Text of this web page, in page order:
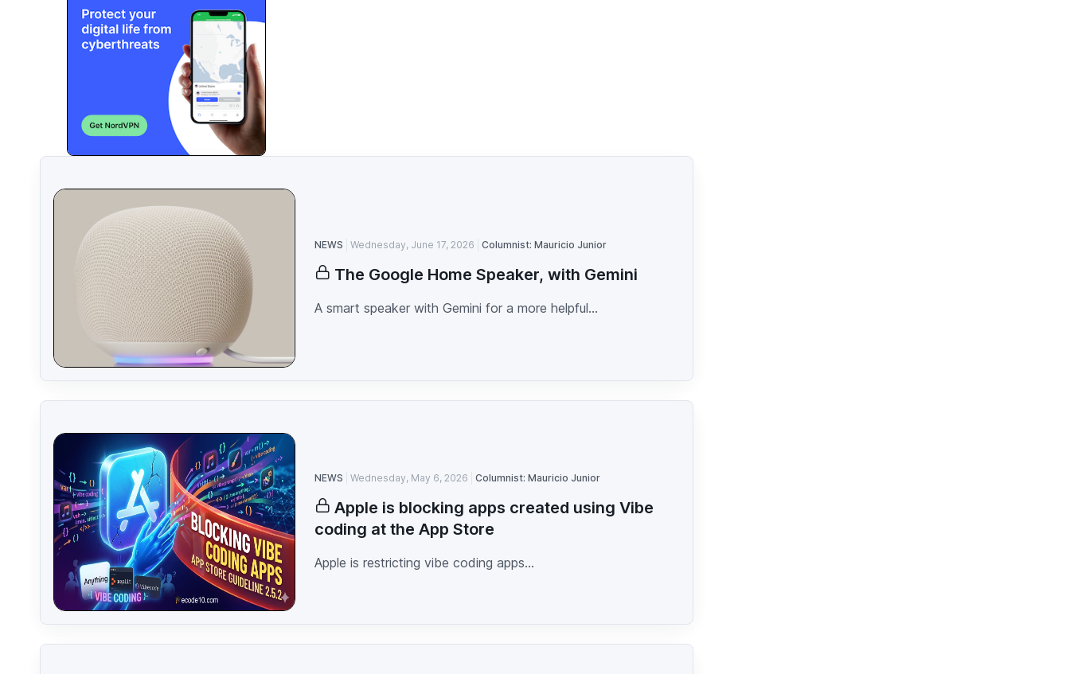
NEWS Wednesday, June 17, 2026 Columnist: Mauricio Junior
The Google Home Speaker, with Gemini
A smart speaker with Gemini for a more helpful...
NEWS Wednesday, May 6, 2026 Columnist: Mauricio Junior
Apple is blocking apps created using Vibe
coding at the App Store
Apple is restricting vibe coding apps...